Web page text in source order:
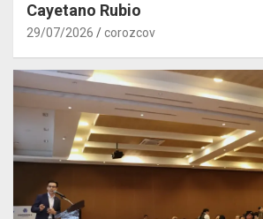
Cayetano Rubio
29/07/2026 corozcov